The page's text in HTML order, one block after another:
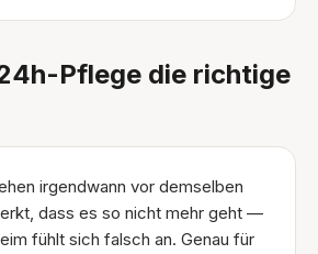
Pflege die richtige
irgendwann vor demselben
dass es so nicht mehr geht —
fühlt sich falsch an. Genau für